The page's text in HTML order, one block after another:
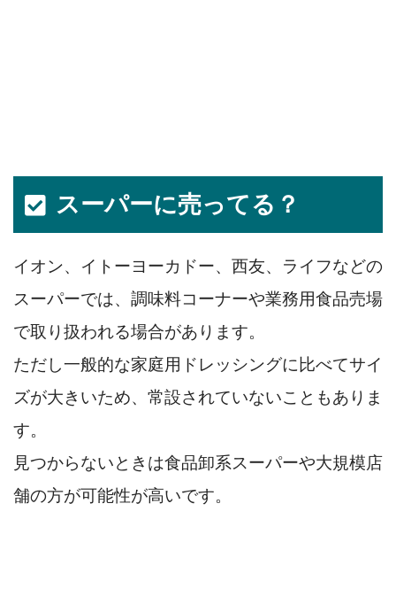
スーパーに売ってる？
イオン、イトーヨーカドー、西友、ライフなどの
スーパーでは、調味料コーナーや業務用食品売場
で取り扱われる場合があります。
ただし一般的な家庭用ドレッシングに比べてサイ
ズが大きいため、常設されていないこともありま
す。
見つからないときは食品卸系スーパーや大規模店
舗の方が可能性が高いです。